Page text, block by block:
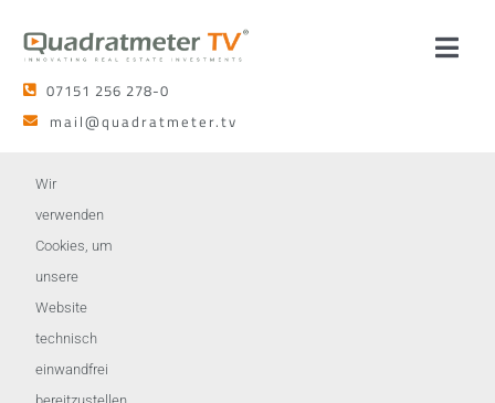
Inhalt
Leistungen
07151 256 278-0
mail@quadratmeter.tv
Wir
verwenden
Cookies, um
unsere
Website
technisch
einwandfrei